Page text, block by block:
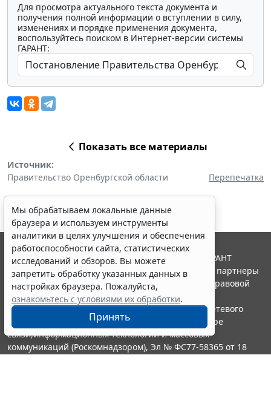
Для просмотра актуального текста документа и
получения полной информации о вступлении в силу,
изменениях и порядке применения документа,
воспользуйтесь поиском в Интернет-версии системы
ГАРАНТ:
Показать все материалы
Источник:
Правительство Оренбургской области
Перепечатка
Мы обрабатываем локальные данные
браузера и используем инструменты
аналитики в целях улучшения и обеспечения
работоспособности сайта, статистических
исследований и обзоров. Вы можете
запретить обработку указанных данных в
настройках браузера. Пожалуйста,
ознакомьтесь с условиями их обработки.
Принять
© ООО "НПП "ГАРАНТ-СЕРВИС", 2026. Система ГАРАНТ
выпускается с 1990 года. Компания "Гарант" и ее партнеры
являются участниками Российской ассоциации правовой
информации ГАРАНТ.
Портал ГАРАНТ.РУ зарегистрирован в качестве сетевого
издания Федеральной службой по надзору в сфере
связи,информационных технологий и массовых
коммуникаций (Роскомнадзором), Эл № ФС77-58365 от 18